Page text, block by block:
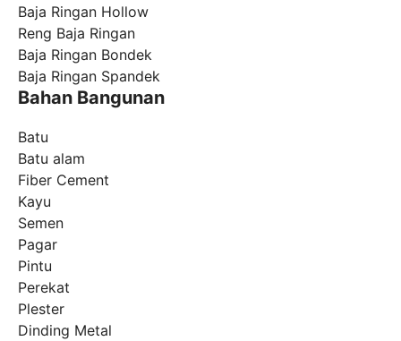
Baja Ringan Hollow
Reng Baja Ringan
Baja Ringan Bondek
Baja Ringan Spandek
Bahan Bangunan
Batu
Batu alam
Fiber Cement
Kayu
Semen
Pagar
Pintu
Perekat
Plester
Dinding Metal